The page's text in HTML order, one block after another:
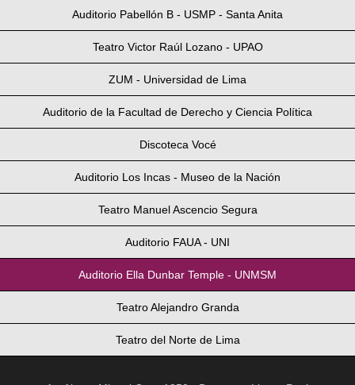
Auditorio Pabellón B - USMP - Santa Anita
Teatro Victor Raúl Lozano - UPAO
ZUM - Universidad de Lima
Auditorio de la Facultad de Derecho y Ciencia Política
Discoteca Vocé
Auditorio Los Incas - Museo de la Nación
Teatro Manuel Ascencio Segura
Auditorio FAUA - UNI
Auditorio Ella Dunbar Temple - UNMSM
Teatro Alejandro Granda
Teatro del Norte de Lima